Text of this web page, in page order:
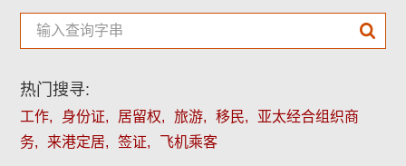
热门搜寻:
工作 身份证 居留权 旅游 移民
亚太经合组织商
务
来港定居 签证 飞机乘客